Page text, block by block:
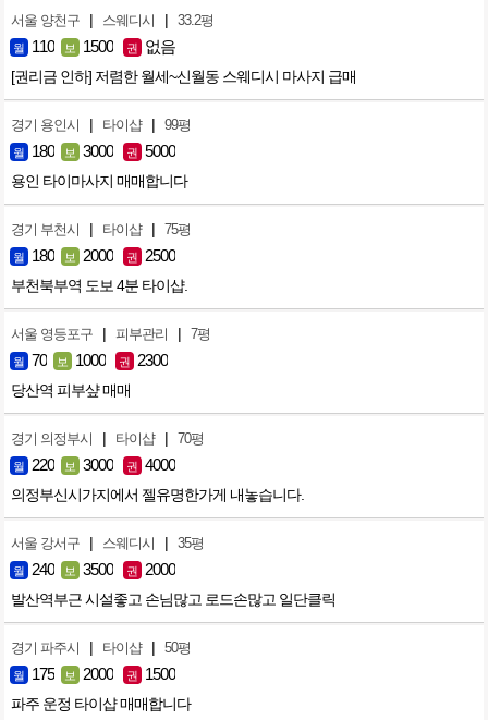
서울 양천구 | 스웨디시 | 33.2평
월 110 보 1500 권 없음
[권리금 인하] 저렴한 월세~신월동 스웨디시 마사지 급매
경기 용인시 | 타이샵 | 99평
월 180 보 3000 권 5000
용인 타이마사지 매매합니다
경기 부천시 | 타이샵 | 75평
월 180 보 2000 권 2500
부천북부역 도보 4분 타이샵.
서울 영등포구 | 피부관리 | 7평
월 70 보 1000 권 2300
당산역 피부샾 매매
경기 의정부시 | 타이샵 | 70평
월 220 보 3000 권 4000
의정부신시가지에서 젤유명한가게 내놓습니다.
서울 강서구 | 스웨디시 | 35평
월 240 보 3500 권 2000
발산역부근 시설좋고 손님많고 로드손많고 일단클릭
경기 파주시 | 타이샵 | 50평
월 175 보 2000 권 1500
파주 운정 타이샵 매매합니다